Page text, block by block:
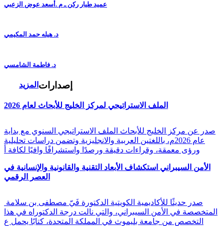
عميد طيار ركن ـ م .أسعد عوض الزعبي
د. هيله حمد المكيمي
د. فاطمة الشامسي
المزيد إصدارات
الملف الاستراتيجي لمركز الخليج للأبحاث لعام 2026
صدر عن مركز الخليج للأبحاث الملف الاستراتيجي السنوي مع بداية
عام 2026م، باللغتين العربية والانجليزية وتضمن دراسات تحليلية
ورؤى معمقة، وقراءات دقيقة ورصدًا واستشرافًا وافيًا لكافة أ
الأمن السيبراني استكشاف الأبعاد التقنية والقانونية والإنسانية في
العصر الرقمي
المتخصصة في الأمن السيبراني، والتي نالت درجة الدكتوراه في هذا
التخصص من جامعة بليموث في المملكة المتحدة، كتابًا يحمل ع